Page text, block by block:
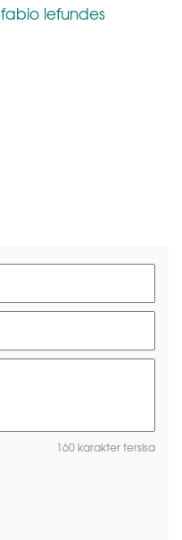
fabio lefundes
160 karakter tersisa